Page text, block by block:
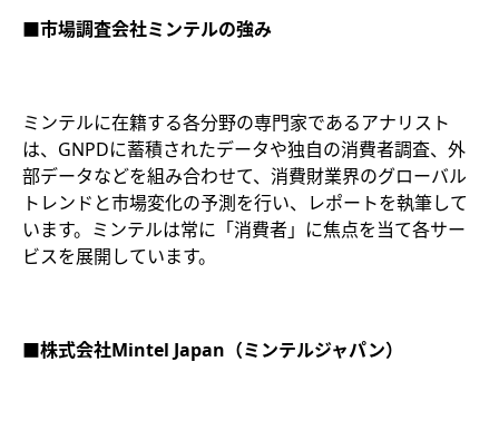
■市場調査会社ミンテルの強み
ミンテルに在籍する各分野の専門家であるアナリスト
は、GNPDに蓄積されたデータや独自の消費者調査、外
部データなどを組み合わせて、消費財業界のグローバル
トレンドと市場変化の予測を行い、レポートを執筆して
います。ミンテルは常に「消費者」に焦点を当て各サー
ビスを展開しています。
■株式会社Mintel Japan（ミンテルジャパン）